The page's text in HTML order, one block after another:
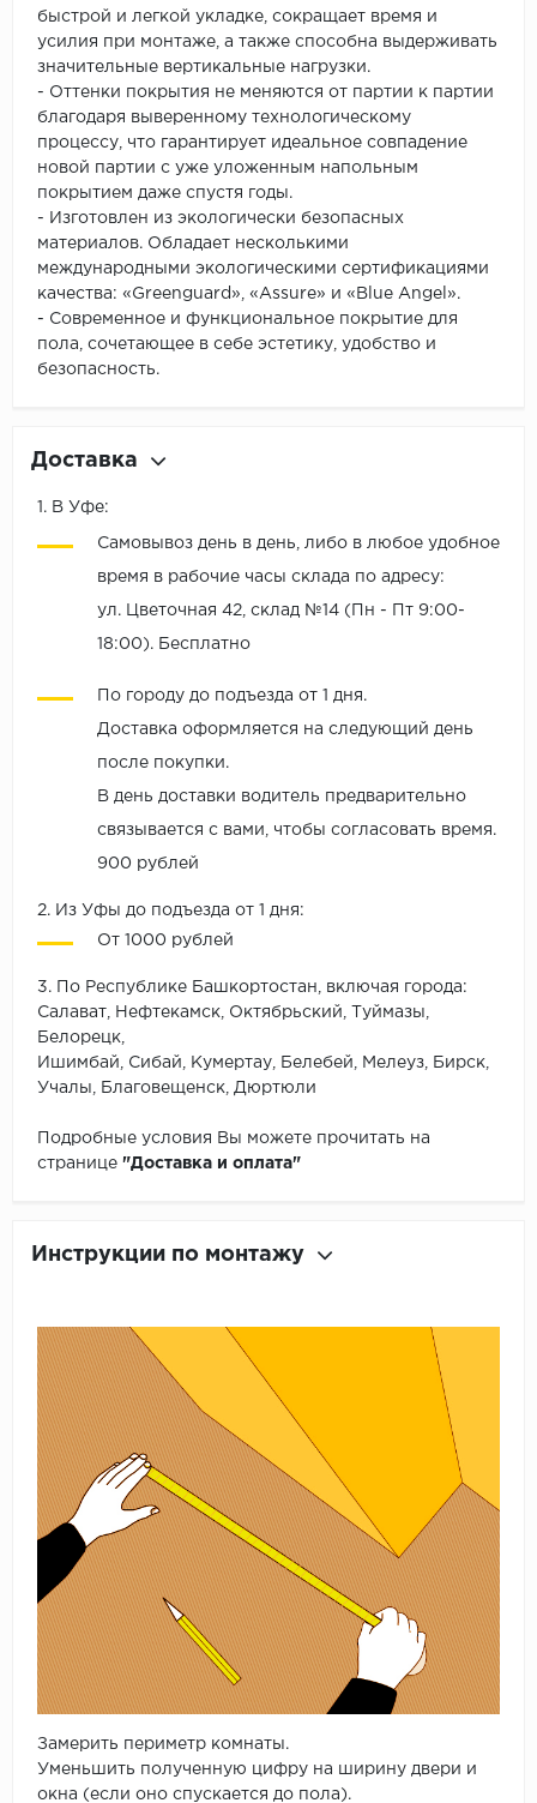
быстрой и легкой укладке, сокращает время и
усилия при монтаже, а также способна выдерживать
значительные вертикальные нагрузки.
- Оттенки покрытия не меняются от партии к партии
благодаря выверенному технологическому
процессу, что гарантирует идеальное совпадение
новой партии с уже уложенным напольным
покрытием даже спустя годы.
- Изготовлен из экологически безопасных
материалов. Обладает несколькими
международными экологическими сертификациями
качества: «Greenguard», «Assure» и «Blue Angel».
- Современное и функциональное покрытие для
пола, сочетающее в себе эстетику, удобство и
безопасность.
Доставка
1. В Уфе:
Самовывоз день в день, либо в любое удобное
время в рабочие часы склада по адресу:
ул. Цветочная 42, склад №14 (Пн - Пт 9:00-
18:00). Бесплатно
По городу до подъезда от 1 дня.
Доставка оформляется на следующий день
после покупки.
В день доставки водитель предварительно
связывается с вами, чтобы согласовать время.
900 рублей
2. Из Уфы до подъезда от 1 дня:
От 1000 рублей
3. По Республике Башкортостан, включая города:
Салават, Нефтекамск, Октябрьский, Туймазы,
Белорецк,
Ишимбай, Сибай, Кумертау, Белебей, Мелеуз, Бирск,
Учалы, Благовещенск, Дюртюли
Подробные условия Вы можете прочитать на
странице "Доставка и оплата"
Инструкции по монтажу
Замерить периметр комнаты.
Уменьшить полученную цифру на ширину двери и
окна (если оно спускается до пола).